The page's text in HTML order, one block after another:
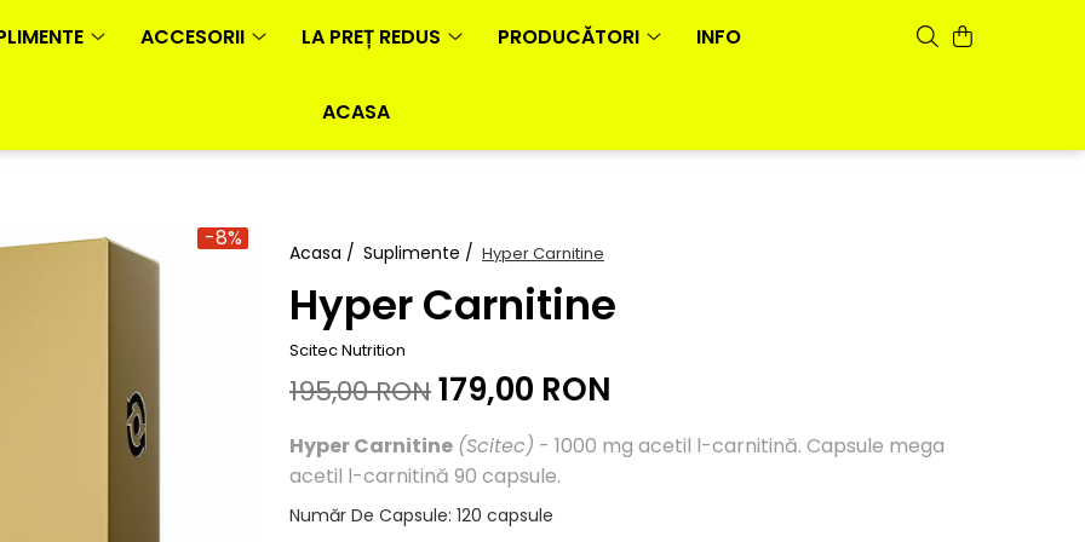
ACCESORII LA PREȚ REDUS PRODUCĂTORI INFO
ACASA
Acasa / Suplimente / Hyper Carnitine
Hyper Carnitine
Scitec Nutrition
-8%
195,00 RON179,00 RON
Hyper Carnitine (Scitec) - 1000 mg acetil l-carnitină. Capsule mega
acetil l-carnitină 90 capsule.
Număr De Capsule: 120 capsule